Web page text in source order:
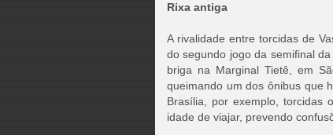
Rixa antiga
A rivalidade entre torcidas de
do segundo jogo da semifinal
briga na Marginal Tietê, em
queimando um dos ônibus que
Brasília, por exemplo, torcidas
idade de viajar, prevendo